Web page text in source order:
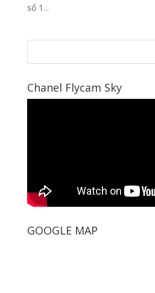
số 1...
Chanel Flycam Sky
GOOGLE MAP